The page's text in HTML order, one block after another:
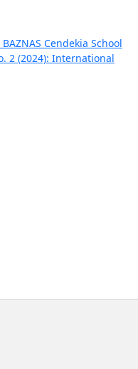
Cendekia School
2 (2024): International